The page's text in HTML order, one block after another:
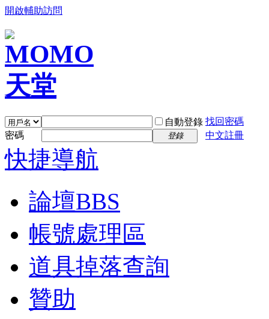
開啟輔助訪問
自動登錄 找回密碼
密碼
登錄 中文註冊
快捷導航
論壇BBS
帳號處理區
道具掉落查詢
贊助